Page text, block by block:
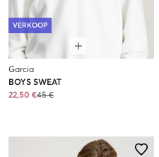
VERKOOP
Garcia
BOYS SWEAT
22,50 €45 €